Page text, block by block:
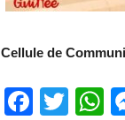
Cellule de